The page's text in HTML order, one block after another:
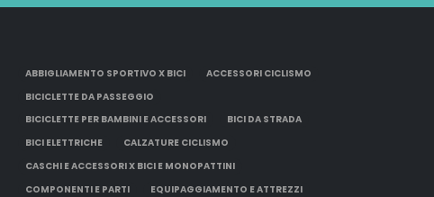
ABBIGLIAMENTO SPORTIVO X BICI
ACCESSORI CICLISMO
BICICLETTE DA PASSEGGIO
BICICLETTE PER BAMBINI E ACCESSORI
BICI DA STRADA
BICI ELETTRICHE
CALZATURE CICLISMO
CASCHI E ACCESSORI X BICI E MONOPATTINI
COMPONENTI E PARTI
EQUIPAGGIAMENTO E ATTREZZI